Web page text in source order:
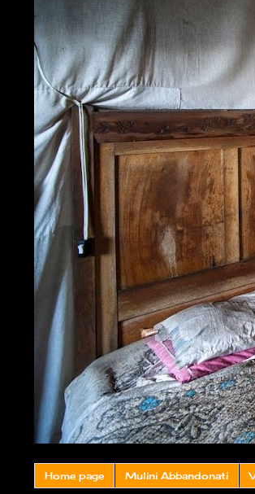
Home page Mulini Abbandonati